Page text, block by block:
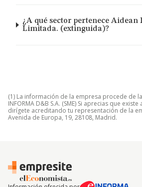
¿A qué sector pertenece Aidean
Limitada. (extinguida)?
(1) La información de la empresa procede de
INFORMA D&B S.A. (SME) Si aprecias que
dirígete acreditando tu representación de la
Avenida de Europa, 19, 28108, Madrid.